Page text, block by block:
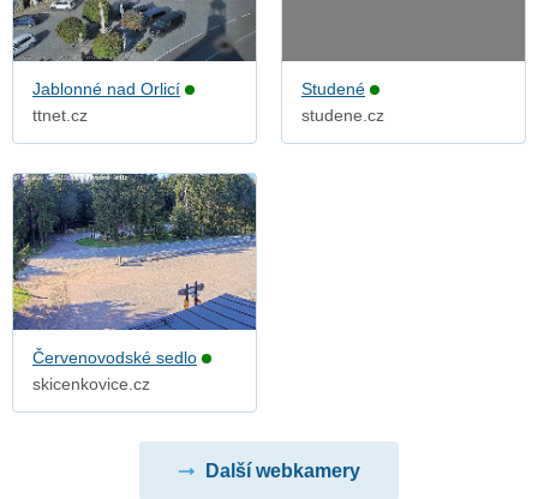
Jablonné nad Orlicí
ttnet.cz
Studené
studene.cz
Červenovodské sedlo
skicenkovice.cz
Další webkamery